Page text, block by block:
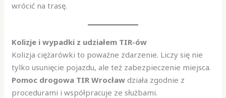
wrócić na trasę.
Kolizje i wypadki z udziałem TIR-ów
Kolizja ciężarówki to poważne zdarzenie. Liczy się nie
tylko usunięcie pojazdu, ale też zabezpieczenie miejsca.
Pomoc drogowa TIR Wrocław działa zgodnie z
procedurami i współpracuje ze służbami.